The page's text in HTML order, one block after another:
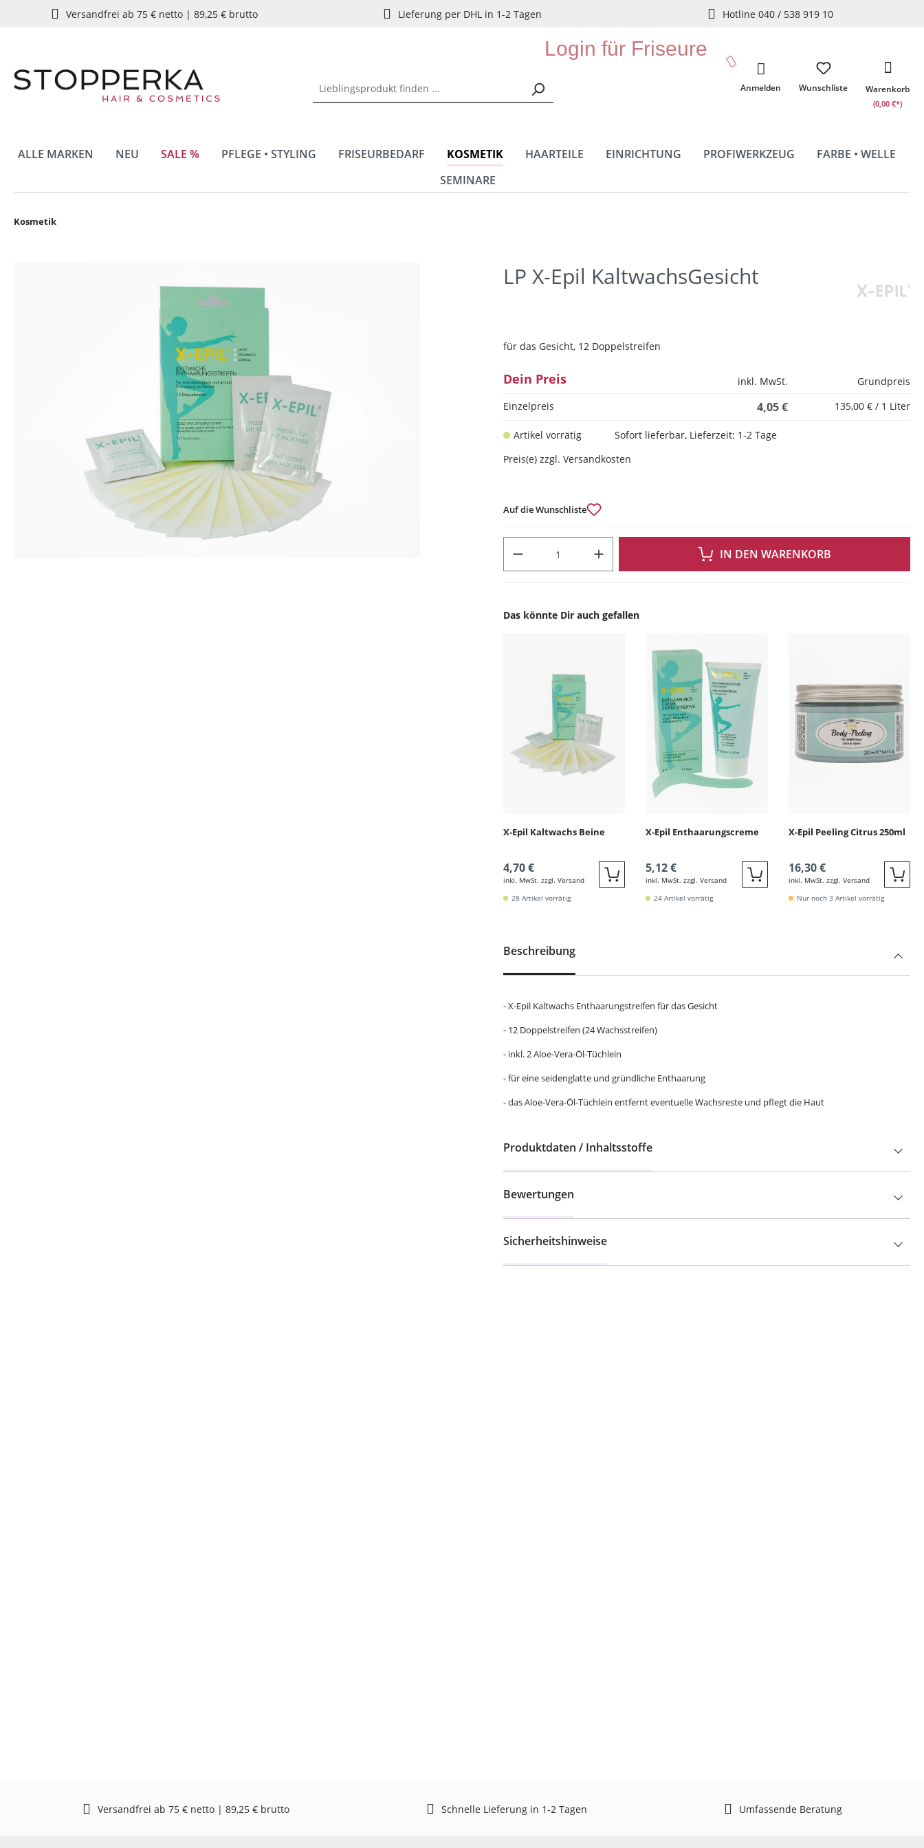
Zur Hauptnavigation springen
Versandfrei ab 75 € netto | 89,25 € brutto Lieferung per DHL in 1-2 Tagen Hotline 040 / 538 919 10
Login für Friseure
Wunschliste
Anmelden Warenkorb
(0,00 €*)
ALLE MARKEN NEU SALE % PFLEGE • STYLING FRISEURBEDARF KOSMETIK HAARTEILE EINRICHTUNG PROFIWERKZEUG
FARBE • WELLE
SEMINARE
Kosmetik
LP X-Epil KaltwachsGesicht
für das Gesicht, 12 Doppelstreifen
Dein Preis inkl. MwSt.
Grundpreis
Einzelpreis
4,05 € 135,00 € / 1 Liter
Artikel vorrätig
Sofort lieferbar, Lieferzeit: 1-2 Tage
Preis(e) zzgl. Versandkosten
Auf die Wunschliste
IN DEN WARENKORB
Das könnte Dir auch gefallen
X-Epil Kaltwachs Beine
4,70 €
inkl. MwSt. zzgl. Versand Quickbuy
28 Artikel vorrätig
X-Epil Enthaarungscreme
5,12 €
inkl. MwSt. zzgl. Versand Quickbuy
24 Artikel vorrätig
X-Epil Peeling Citrus 250ml
16,30 €
inkl. MwSt. zzgl. Versand
Nur noch 3 Artikel vorrätig
Beschreibung
- X-Epil Kaltwachs Enthaarungstreifen für das Gesicht
- 12 Doppelstreifen (24 Wachsstreifen)
- inkl. 2 Aloe-Vera-Öl-Tüchlein
- für eine seidenglatte und gründliche Enthaarung
- das Aloe-Vera-Öl-Tüchlein entfernt eventuelle Wachsreste und pflegt die Haut
Produktdaten / Inhaltsstoffe
Bewertungen
Sicherheitshinweise
Versandfrei ab 75 € netto | 89,25 € brutto Schnelle Lieferung in 1-2 Tagen Umfassende Beratung